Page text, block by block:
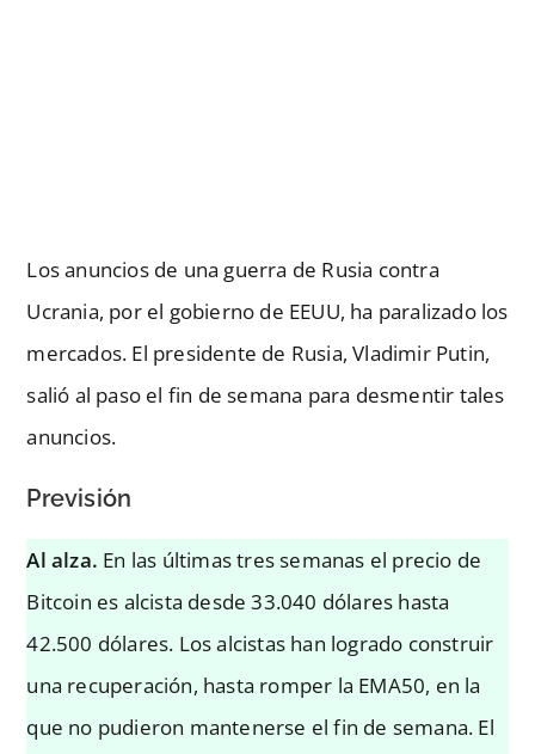
Los anuncios de una guerra de Rusia contra
Ucrania, por el gobierno de EEUU, ha paralizado los
mercados. El presidente de Rusia, Vladimir Putin,
salió al paso el fin de semana para desmentir tales
anuncios.
Previsión
Al alza. En las últimas tres semanas el precio de
Bitcoin es alcista desde 33.040 dólares hasta
42.500 dólares. Los alcistas han logrado construir
una recuperación, hasta romper la EMA50, en la
que no pudieron mantenerse el fin de semana. El